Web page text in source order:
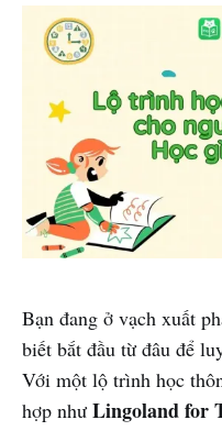
Bạn đang ở vạch xuất
biết bắt đầu từ đâu để
Với một lộ trình học
hợp nhưLingoland for